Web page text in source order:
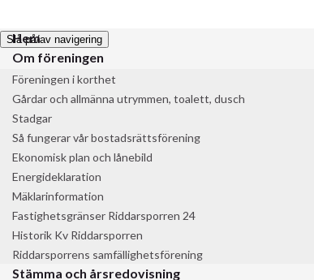
Slå på/av navigering
Hem
Om föreningen
Föreningen i korthet
Gårdar och allmänna utrymmen, toalett, dusch
Stadgar
Så fungerar vår bostadsrättsförening
Ekonomisk plan och lånebild
Energideklaration
Mäklarinformation
Fastighetsgränser Riddarsporren 24
Historik Kv Riddarsporren
Riddarsporrens samfällighetsförening
Stämma och årsredovisning